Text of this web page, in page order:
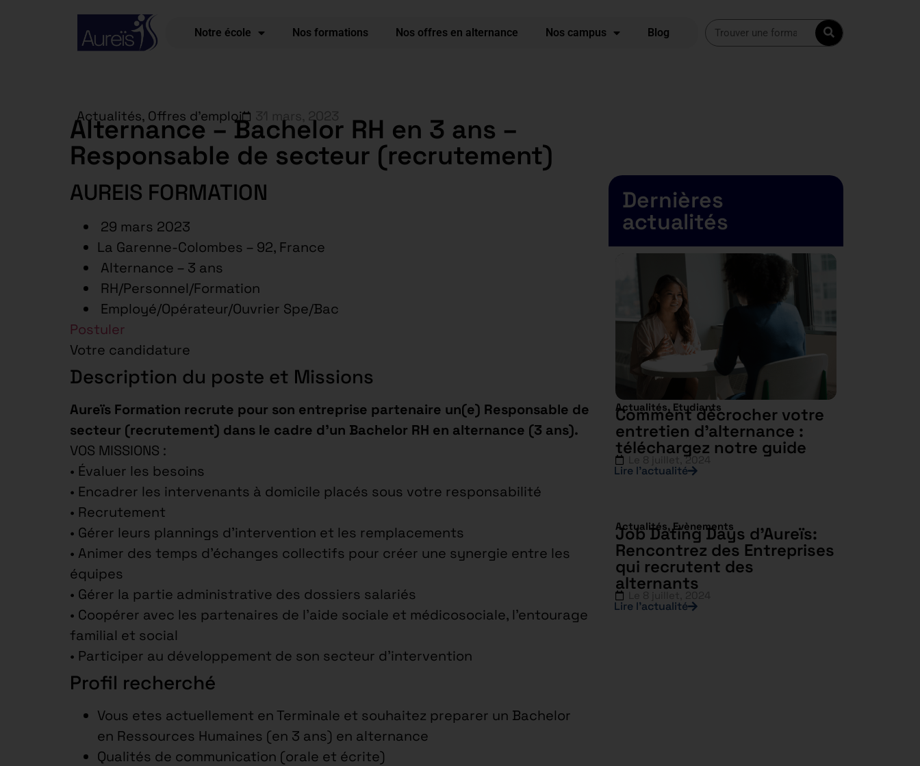
Notre école Nos formations Nos offres en alternance Nos campus Blog
Actualités, Offres d'emploi 31 mars, 2023
Alternance – Bachelor RH en 3 ans –
Responsable de secteur (recrutement)
AUREIS FORMATION
29 mars 2023
La Garenne-Colombes – 92, France
Alternance – 3 ans
RH/Personnel/Formation
Employé/Opérateur/Ouvrier Spe/Bac
Postuler
Votre candidature
Description du poste et Missions
Aureïs Formation recrute pour son entreprise partenaire un(e) Responsable de
secteur (recrutement) dans le cadre d’un Bachelor RH en alternance (3 ans).
VOS MISSIONS :
• Évaluer les besoins
• Encadrer les intervenants à domicile placés sous votre responsabilité
• Recrutement
• Gérer leurs plannings d’intervention et les remplacements
• Animer des temps d’échanges collectifs pour créer une synergie entre les
équipes
• Gérer la partie administrative des dossiers salariés
• Coopérer avec les partenaires de l’aide sociale et médicosociale, l’entourage
familial et social
• Participer au développement de son secteur d’intervention
Profil recherché
Vous etes actuellement en Terminale et souhaitez preparer un Bachelor
en Ressources Humaines (en 3 ans) en alternance
Qualités de communication (orale et écrite)
Dernières
actualités
Actualités, Etudiants
Comment décrocher votre
entretien d’alternance :
téléchargez notre guide
8 juillet, 2024
Lire l’actualité
Actualités,Evènements
Job Dating Days d’Aureïs:
Rencontrez des Entreprises
qui recrutent des
alternants
Lire l’actualité